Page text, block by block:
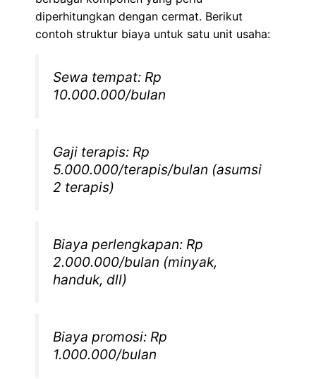
diperhitungkan dengan cermat. Berikut
contoh struktur biaya untuk satu unit usaha:
Sewa tempat: Rp
10.000.000/bulan
Gaji terapis: Rp
5.000.000/terapis/bulan (asumsi
2 terapis)
Biaya perlengkapan: Rp
2.000.000/bulan (minyak,
handuk, dll)
Biaya promosi: Rp
1.000.000/bulan